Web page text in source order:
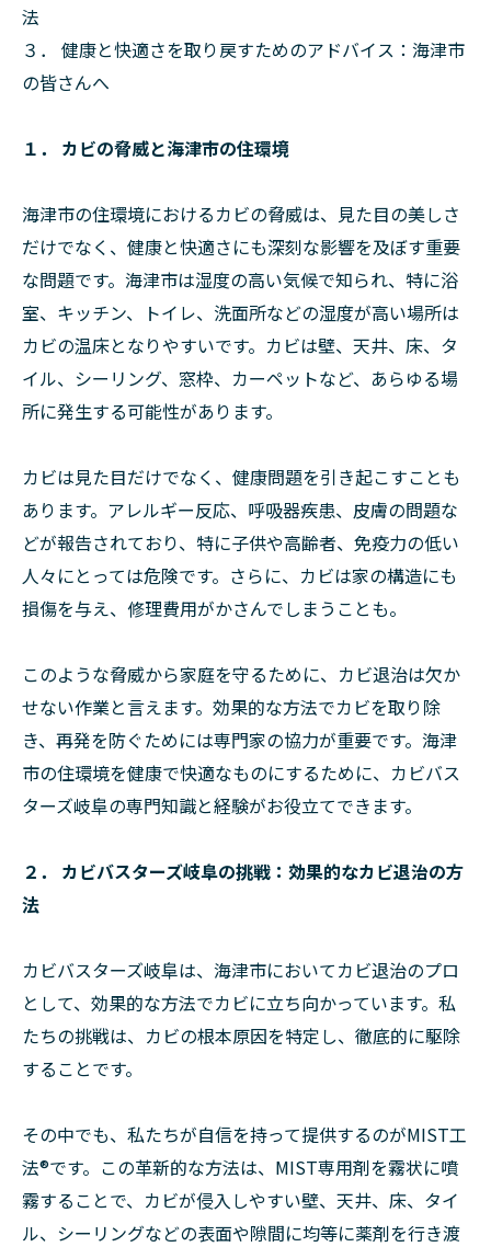
法
３． 健康と快適さを取り戻すためのアドバイス：海津市
の皆さんへ
１． カビの脅威と海津市の住環境
海津市の住環境におけるカビの脅威は、見た目の美しさ
だけでなく、健康と快適さにも深刻な影響を及ぼす重要
な問題です。海津市は湿度の高い気候で知られ、特に浴
室、キッチン、トイレ、洗面所などの湿度が高い場所は
カビの温床となりやすいです。カビは壁、天井、床、タ
イル、シーリング、窓枠、カーペットなど、あらゆる場
所に発生する可能性があります。
カビは見た目だけでなく、健康問題を引き起こすことも
あります。アレルギー反応、呼吸器疾患、皮膚の問題な
どが報告されており、特に子供や高齢者、免疫力の低い
人々にとっては危険です。さらに、カビは家の構造にも
損傷を与え、修理費用がかさんでしまうことも。
このような脅威から家庭を守るために、カビ退治は欠か
せない作業と言えます。効果的な方法でカビを取り除
き、再発を防ぐためには専門家の協力が重要です。海津
市の住環境を健康で快適なものにするために、カビバス
ターズ岐阜の専門知識と経験がお役立てできます。
２． カビバスターズ岐阜の挑戦：効果的なカビ退治の方
法
カビバスターズ岐阜は、海津市においてカビ退治のプロ
として、効果的な方法でカビに立ち向かっています。私
たちの挑戦は、カビの根本原因を特定し、徹底的に駆除
することです。
その中でも、私たちが自信を持って提供するのがMIST工
法®です。この革新的な方法は、MIST専用剤を霧状に噴
霧することで、カビが侵入しやすい壁、天井、床、タイ
ル、シーリングなどの表面や隙間に均等に薬剤を行き渡